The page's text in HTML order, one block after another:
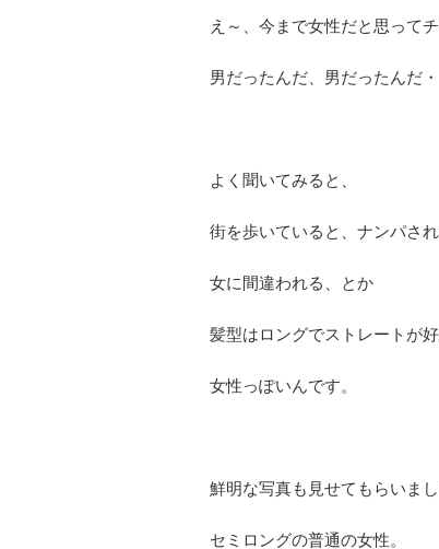
え～、今まで女性だと思って
男だったんだ、男だったんだ
よく聞いてみると、
街を歩いていると、ナンパされ
女に間違われる、とか
髪型はロングでストレートが好
女性っぽいんです。
鮮明な写真も見せてもらいまし
セミロングの普通の女性。